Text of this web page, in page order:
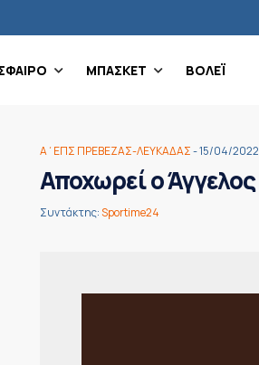
ΜΠΑΣΚΕΤ ΒΟΛΕΪ
Α΄ΕΠΣ ΠΡΕΒΕΖΑΣ-ΛΕΥΚΑΔΑΣ- 15/04/2022
Αποχωρεί ο
Συντάκτης:Sportime24